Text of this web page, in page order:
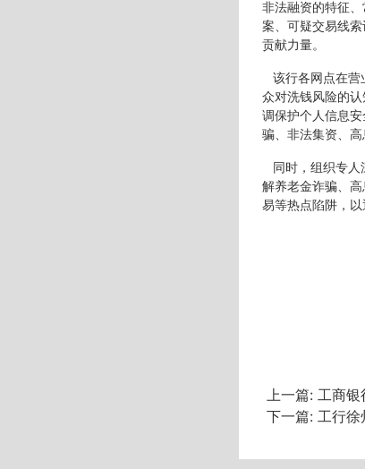
非法融资的特征
案、可疑交易线
贡献力量。
该行各网点在营
众对洗钱风险的
调保护个人信息
骗、非法集资、高
同时，组织专人
解养老金诈骗、
易等热点陷阱，以
上一篇: 工商银
下一篇: 工行徐